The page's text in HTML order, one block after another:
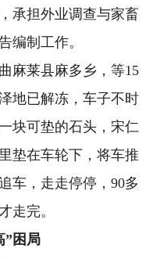
承担外业调查与家畜
编制工作。
莱县麻多乡，等15
地已解冻，车子不时
块可垫的石头，宋仁
垫在车轮下，将车推
车，走走停停，90多
走完。
困局